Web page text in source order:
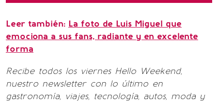
Leer también: La foto de Luis Miguel que
emociona a sus fans, radiante y en excelente
forma
Recibe todos los viernes Hello Weekend,
nuestro newsletter con lo último en
gastronomía, viajes, tecnología, autos, moda y